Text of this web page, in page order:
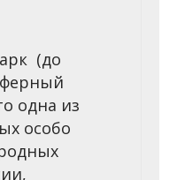
(до
одна из
особо